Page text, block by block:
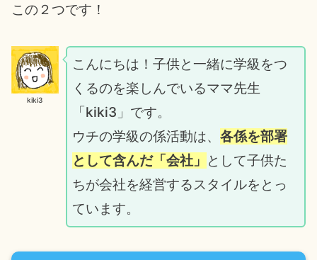
この２つです！
kiki3
こんにちは！子供と一緒に学級をつ
くるのを楽しんでいるママ先生
「kiki3」です。
ウチの学級の係活動は、 各係を部署
として含んだ「会社」 として子供た
ちが会社を経営するスタイルをとっ
ています。